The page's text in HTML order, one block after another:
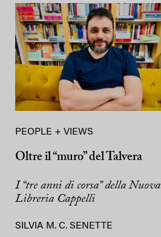
PEOPLE + VIEWS
Oltre il “muro” del Talvera
I “tre anni di corsa” della Nuova
Libreria Cappelli
SILVIA M. C. SENETTE